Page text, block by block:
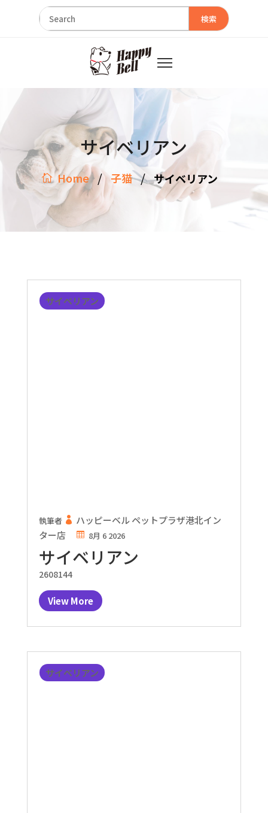
検索
サイベリアン
Home / 子猫 / サイベリアン
サイベリアン
執筆者
ハッピーベル ペットプラザ港北イン
ター店
8月 6 2026
サイベリアン
2608144
View More
サイベリアン